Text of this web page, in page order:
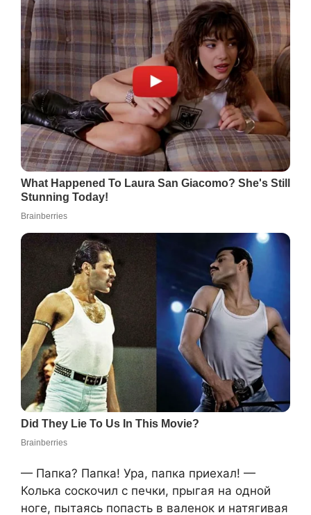
— Папка? Папка! Ура, папка приехал! —
Колька соскочил с печки, прыгая на одной
ноге, пытаясь попасть в валенок и натягивая